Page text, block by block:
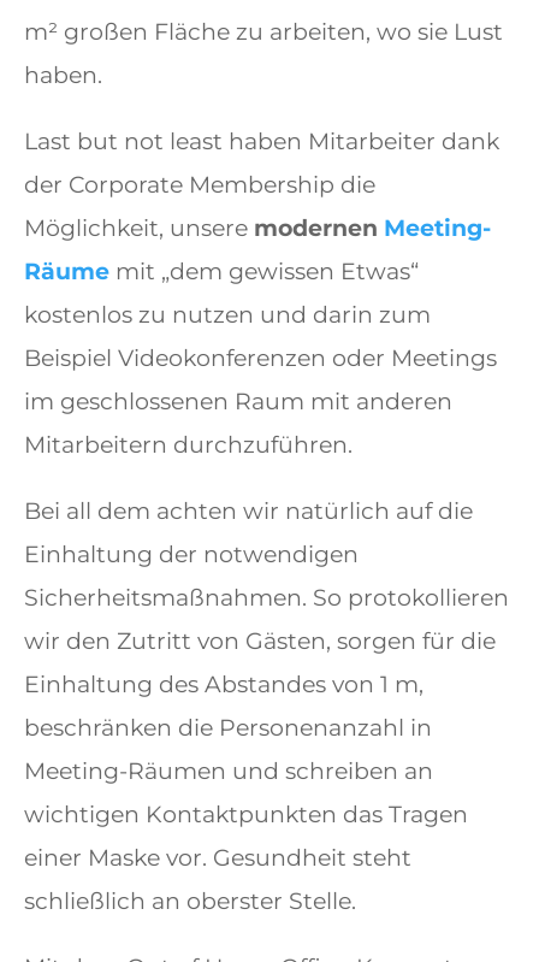
m² großen Fläche zu arbeiten, wo sie Lust
haben.
Last but not least haben Mitarbeiter dank
der Corporate Membership die
Möglichkeit, unsere modernen Meeting-
Räume mit „dem gewissen Etwas“
kostenlos zu nutzen und darin zum
Beispiel Videokonferenzen oder Meetings
im geschlossenen Raum mit anderen
Mitarbeitern durchzuführen.
Bei all dem achten wir natürlich auf die
Einhaltung der notwendigen
Sicherheitsmaßnahmen. So protokollieren
wir den Zutritt von Gästen, sorgen für die
Einhaltung des Abstandes von 1 m,
beschränken die Personenanzahl in
Meeting-Räumen und schreiben an
wichtigen Kontaktpunkten das Tragen
einer Maske vor. Gesundheit steht
schließlich an oberster Stelle.